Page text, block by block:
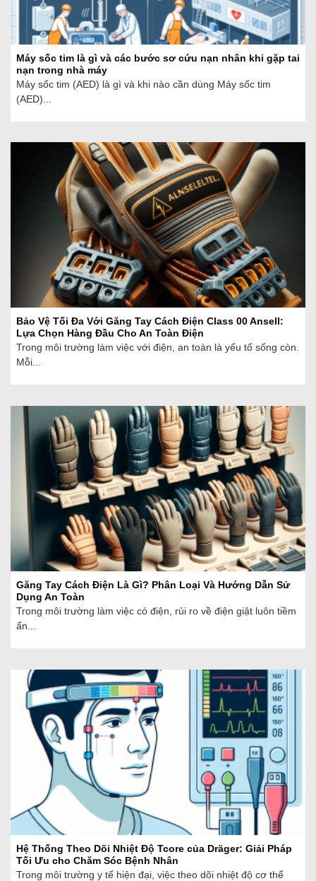
Máy sốc tim là gì và các bước sơ cứu nạn nhân khi gặp tai
nạn trong nhà máy
Máy sốc tim (AED) là gì và khi nào cần dùng Máy sốc tim
(AED)...
Bảo Vệ Tối Đa Với Găng Tay Cách Điện Class 00 Ansell:
Lựa Chọn Hàng Đầu Cho An Toàn Điện
Trong môi trường làm việc với điện, an toàn là yếu tố sống còn.
Mỗi...
Găng Tay Cách Điện Là Gì? Phân Loại Và Hướng Dẫn Sử
Dụng An Toàn
Trong môi trường làm việc có điện, rủi ro về điện giật luôn tiềm
ẩn...
Hệ Thống Theo Dõi Nhiệt Độ Tcore của Dräger: Giải Pháp
Tối Ưu cho Chăm Sóc Bệnh Nhân
Trong môi trường y tế hiện đại, việc theo dõi nhiệt độ cơ thể